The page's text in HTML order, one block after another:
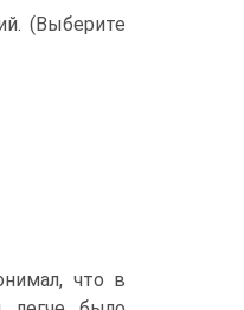
(Выберите
что в